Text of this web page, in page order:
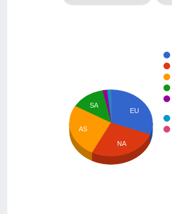
EU
SA
AS
NA